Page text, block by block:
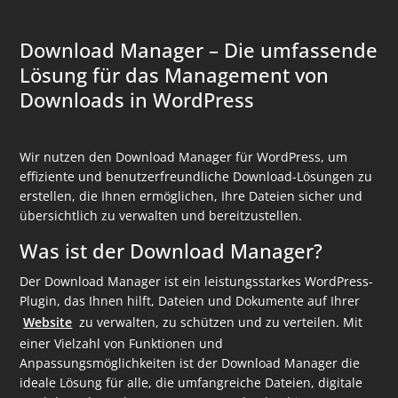
Download Manager – Die umfassende
Lösung für das Management von
Downloads in WordPress
Wir nutzen den Download Manager für WordPress, um
effiziente und benutzerfreundliche Download-Lösungen zu
erstellen, die Ihnen ermöglichen, Ihre Dateien sicher und
übersichtlich zu verwalten und bereitzustellen.
Was ist der Download Manager?
Der Download Manager ist ein leistungsstarkes WordPress-
Plugin, das Ihnen hilft, Dateien und Dokumente auf Ihrer
Website zu verwalten, zu schützen und zu verteilen. Mit
einer Vielzahl von Funktionen und
Anpassungsmöglichkeiten ist der Download Manager die
ideale Lösung für alle, die umfangreiche Dateien, digitale